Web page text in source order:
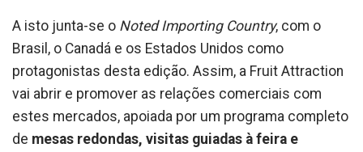
A isto junta-se o Noted Importing Country, com o
Brasil, o Canadá e os Estados Unidos como
protagonistas desta edição. Assim, a Fruit Attraction
vai abrir e promover as relações comerciais com
estes mercados, apoiada por um programa completo
de mesas redondas, visitas guiadas à feira e